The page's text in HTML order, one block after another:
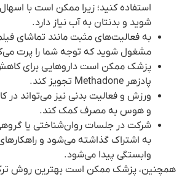
استفاده کنید؛ زیرا ممکن است با
شوید و بدنتان به آب نیاز دارد.
به فعالیت‌های مثبت مانند تماشای
مشغول شوید که توجه شما را پرت
پزشک ممکن است داروهایی برای
پادزهر Methadone تجویز کند.
ورزش و فعالیت بدنی نیز می‌تواند
و هوس به مصرف کمک کند.
شرکت در جلسات روان‌شناختی یا
به اشتراک گذاشته می‌شود و
وابستگی پیدا می‌شود.